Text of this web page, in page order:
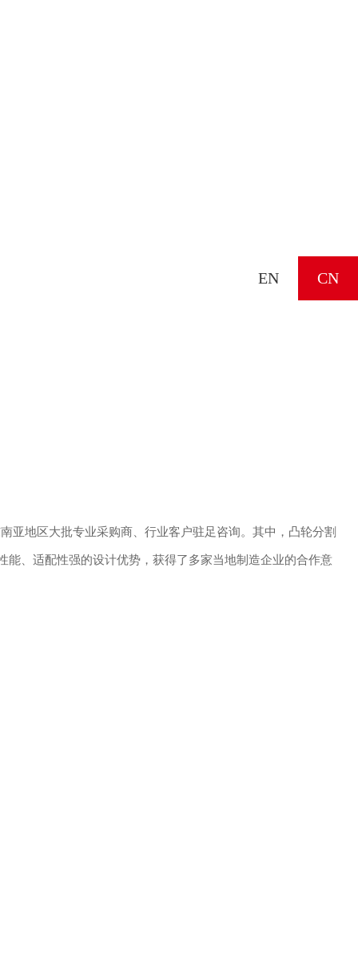
EN CN
亚地区大批专业采购商、行业客户驻足咨询。其中，凸轮分割
、适配性强的设计优势，获得了多家当地制造企业的合作意